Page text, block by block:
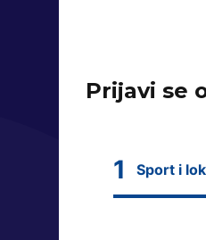
Prijavi se
1 Sport i